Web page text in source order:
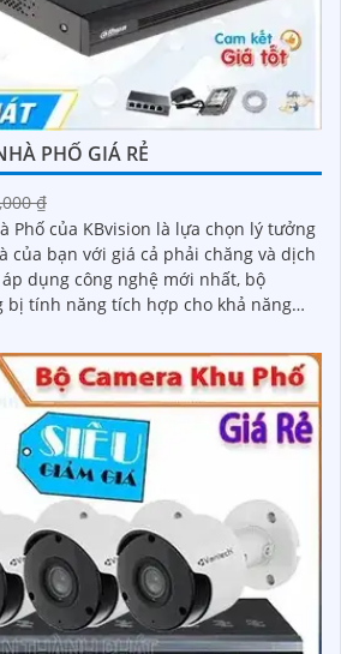
PHỐ GIÁ RẺ
₫
Phố của KBvision là lựa chọn lý tưởng
của bạn với giá cả phải chăng và dịch
bị tính năng tích hợp cho khả năng